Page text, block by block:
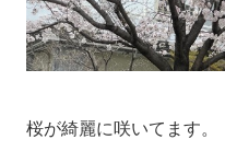
桜が綺麗に咲いてます。